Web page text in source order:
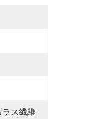
ラス繊維